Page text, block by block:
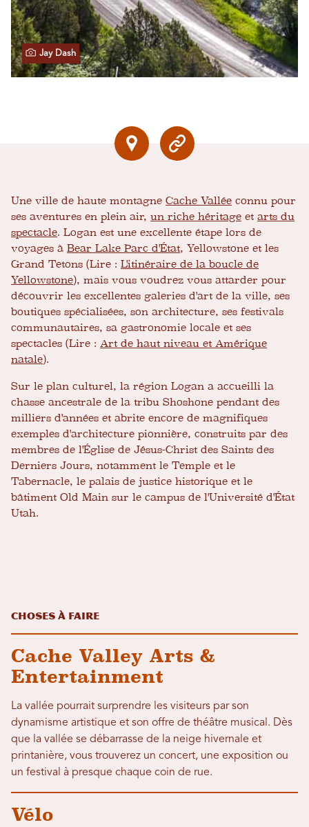
Jay Dash
Une ville de haute montagne Cache Vallée connu pour
ses aventures en plein air, un riche héritage et arts du
spectacle. Logan est une excellente étape lors de
voyages à Bear Lake Parc d'État, Yellowstone et les
Grand Tetons (Lire : L'itinéraire de la boucle de
Yellowstone), mais vous voudrez vous attarder pour
découvrir les excellentes galeries d'art de la ville, ses
boutiques spécialisées, son architecture, ses festivals
communautaires, sa gastronomie locale et ses
spectacles (Lire : Art de haut niveau et Amérique
natale).
Sur le plan culturel, la région Logan a accueilli la
chasse ancestrale de la tribu Shoshone pendant des
milliers d'années et abrite encore de magnifiques
exemples d'architecture pionnière, construits par des
membres de l'Église de Jésus-Christ des Saints des
Derniers Jours, notamment le Temple et le
Tabernacle, le palais de justice historique et le
bâtiment Old Main sur le campus de l'Université d'État
Utah.
Choses à faire
Cache Valley Arts &
Entertainment
La vallée pourrait surprendre les visiteurs par son
dynamisme artistique et son offre de théâtre musical. Dès
que la vallée se débarrasse de la neige hivernale et
printanière, vous trouverez un concert, une exposition ou
un festival à presque chaque coin de rue.
Vélo